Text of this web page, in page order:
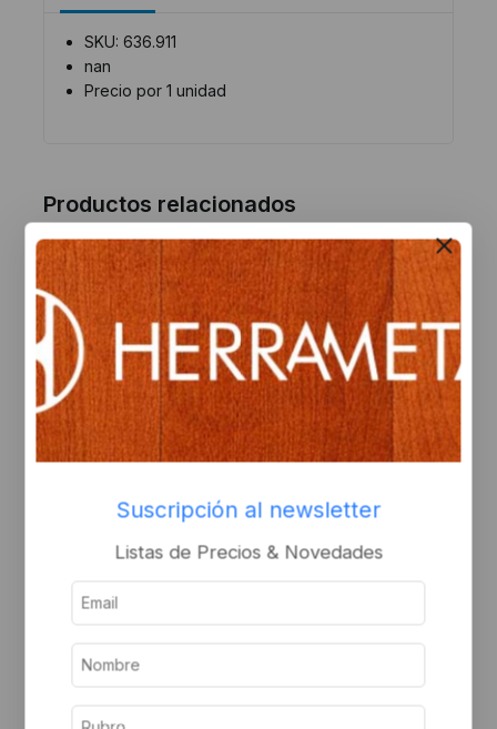
SKU: 636.911
nan
Precio por 1 unidad
Productos relacionados
Buzon puerta 24x38x8
regístrese para ver el
Llavin de emergencia b
regístrese para ver el
Suscripción al newsletter
Listas de Precios & Novedades